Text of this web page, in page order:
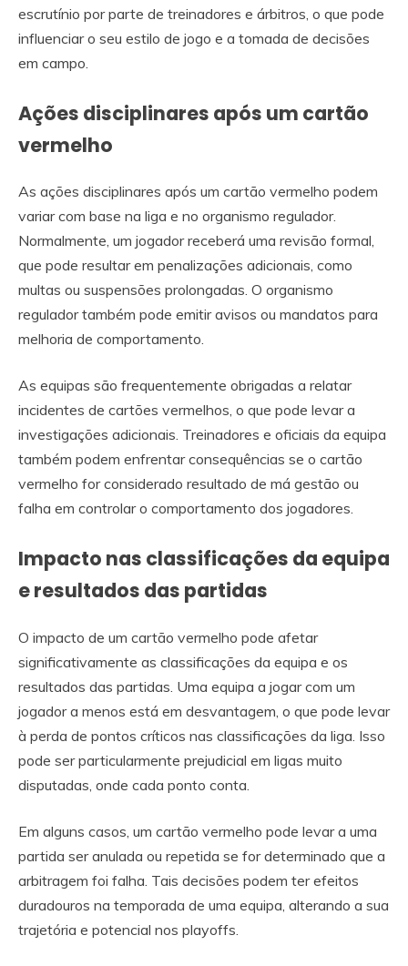
escrutínio por parte de treinadores e árbitros, o que pode
influenciar o seu estilo de jogo e a tomada de decisões
em campo.
Ações disciplinares após um cartão
vermelho
As ações disciplinares após um cartão vermelho podem
variar com base na liga e no organismo regulador.
Normalmente, um jogador receberá uma revisão formal,
que pode resultar em penalizações adicionais, como
multas ou suspensões prolongadas. O organismo
regulador também pode emitir avisos ou mandatos para
melhoria de comportamento.
As equipas são frequentemente obrigadas a relatar
incidentes de cartões vermelhos, o que pode levar a
investigações adicionais. Treinadores e oficiais da equipa
também podem enfrentar consequências se o cartão
vermelho for considerado resultado de má gestão ou
falha em controlar o comportamento dos jogadores.
Impacto nas classificações da equipa
e resultados das partidas
O impacto de um cartão vermelho pode afetar
significativamente as classificações da equipa e os
resultados das partidas. Uma equipa a jogar com um
jogador a menos está em desvantagem, o que pode levar
à perda de pontos críticos nas classificações da liga. Isso
pode ser particularmente prejudicial em ligas muito
disputadas, onde cada ponto conta.
Em alguns casos, um cartão vermelho pode levar a uma
partida ser anulada ou repetida se for determinado que a
arbitragem foi falha. Tais decisões podem ter efeitos
duradouros na temporada de uma equipa, alterando a sua
trajetória e potencial nos playoffs.